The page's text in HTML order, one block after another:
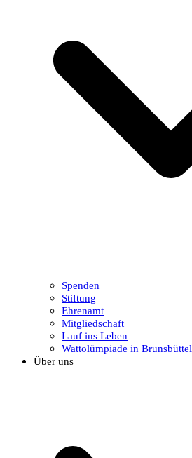
Spenden
Stiftung
Ehrenamt
Mitgliedschaft
Lauf ins Leben
Wattolümpiade in Brunsbüttel
Über uns